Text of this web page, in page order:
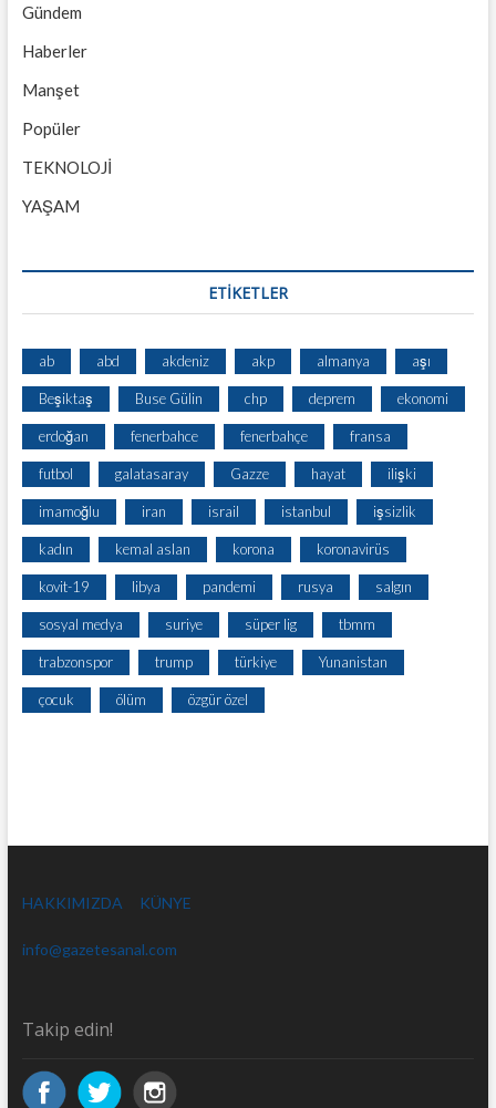
Gündem
Haberler
Manşet
Popüler
TEKNOLOJİ
YAŞAM
ETİKETLER
ab abd akdeniz akp almanya aşı
Beşiktaş Buse Gülin chp deprem ekonomi
erdoğan fenerbahce fenerbahçe fransa
futbol galatasaray Gazze hayat ilişki
imamoğlu iran israil istanbul işsizlik
kadın kemal aslan korona koronavirüs
kovit-19 libya pandemi rusya salgın
sosyal medya suriye süper lig tbmm
trabzonspor trump türkiye Yunanistan
çocuk ölüm özgür özel
HAKKIMIZDA KÜNYE
info@gazetesanal.com
Takip edin!